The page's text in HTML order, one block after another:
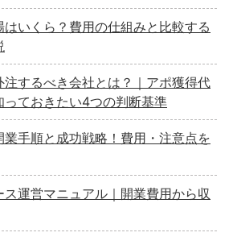
いくら？費用の仕組みと比較する
するべき会社とは？｜アポ獲得代
ておきたい4つの判断基準
業手順と成功戦略！費用・注意点を
ス運営マニュアル｜開業費用から収